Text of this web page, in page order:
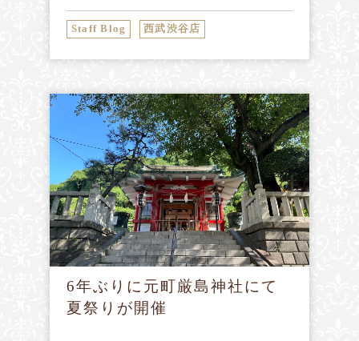
Staff Blog 西武渋谷店
6年ぶりに元町厳島神社にて
夏祭りが開催